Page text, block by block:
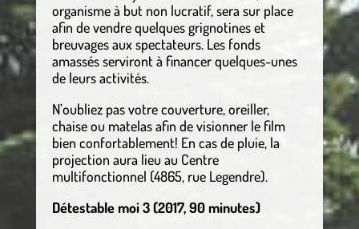
organisme à but non lucratif, sera sur place
afin de vendre quelques grignotines et
breuvages aux spectateurs. Les fonds
amassés serviront à financer quelques-unes
de leurs activités.
N’oubliez pas votre couverture, oreiller,
chaise ou matelas afin de visionner le film
bien confortablement! En cas de pluie, la
projection aura lieu au Centre
multifonctionnel (4865, rue Legendre).
Détestable moi 3 (2017, 90 minutes)